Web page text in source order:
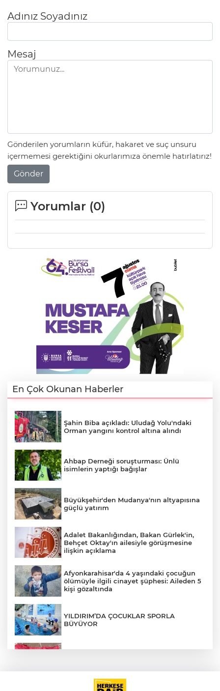
Adınız Soyadınız
Mesaj
Gönderilen yorumların küfür, hakaret ve suç unsuru
içermemesi gerektiğini okurlarımıza önemle hatırlatırız!
Gönder
Yorumlar (0)
En Çok Okunan Haberler
Şahin Biba açıkladı: Uludağ Yolu'ndaki
Orman yangını kontrol altına alındı
Ahbap Derneği soruşturması: Ünlü
isimlerin yaptığı bağışlar
Büyükşehir'den Mudanya'nın altyapısına
güçlü yatırım
Adalet Bakanlığından, Bakan Gürlek'in,
Behçet Oktay'ın ailesiyle görüşmesine
ilişkin açıklama
Afyonkarahisar'da 4 yaşındaki çocuğun
ölümüyle ilgili cinayet şüphesi: Aileden 5
kişi gözaltında
YILDIRIM’DA ÇOCUKLAR SPORLA
BÜYÜYOR